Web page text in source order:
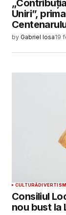
Uniri”,
by Gabriel Iosa19
CULTURĂ
Consiliul
nou bust la